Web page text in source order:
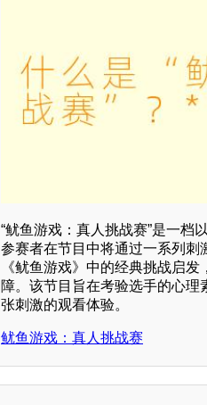
“鱿鱼游戏：真人挑战赛”是一档
参赛者在节目中将通过一系列刺
《鱿鱼游戏》中的经典挑战启
障。该节目旨在考验选手的心
张刺激的观看体验。
鱿鱼游戏：真人挑战赛